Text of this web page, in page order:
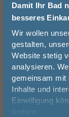
Damit Ihr Bad
besseres
Wir wollen
gestalten,
Website stetig
analysieren.
gemeinsam mit
Inhalte und
Einwilligung
ändern.Vorname